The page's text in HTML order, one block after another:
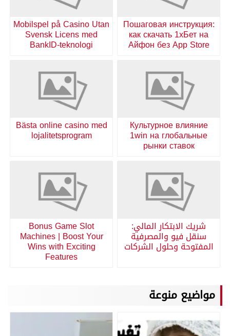
Пошаговая инструкция:
как скачать 1хБет на
Айфон без App Store
Mobilspel på Casino Utan
Svensk Licens med
BankID-teknologi
Культурное влияние
1win на глобальные
рынки ставок
Bästa online casino med
lojalitetsprogram
شريك الابتكار المالي:
سنقل فيو والمصرفية
المفتوحة وحلول الشركات
Bonus Game Slot
Machines | Boost Your
Wins with Exciting
Features
مواضيع منوعة